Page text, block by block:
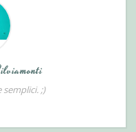
semplici. ;)